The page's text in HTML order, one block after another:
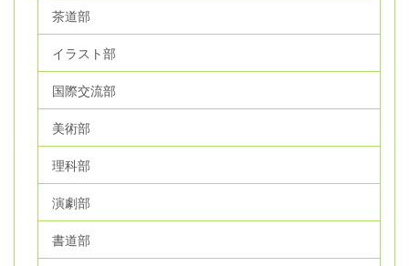
茶道部
イラスト部
国際交流部
美術部
理科部
演劇部
書道部